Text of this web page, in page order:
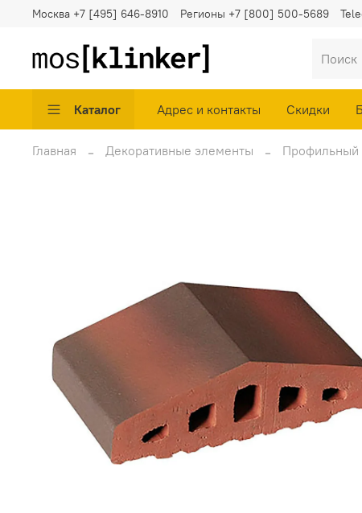
Москва +7 [495] 646-8910 Регионы +7 [800] 500-5689
Каталог Адрес и контакты Скидки
Главная Декоративные элементы Профильный